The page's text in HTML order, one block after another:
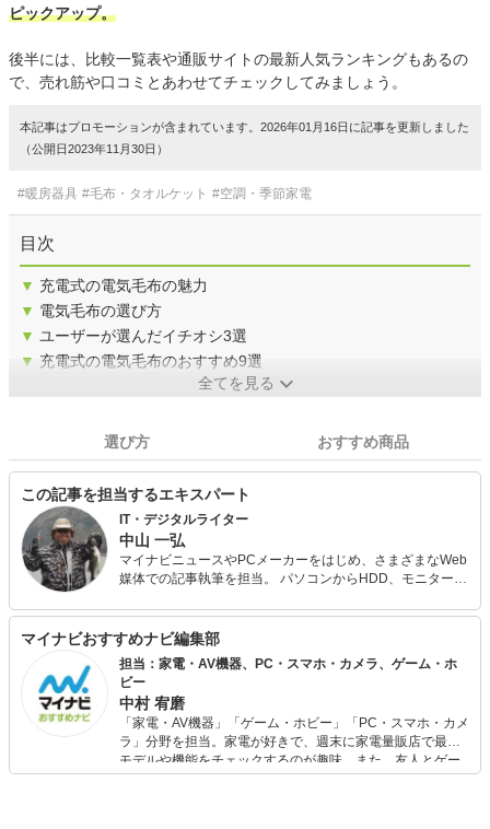
ピックアップ。
後半には、比較一覧表や通販サイトの最新人気ランキングもあるの
で、売れ筋や口コミとあわせてチェックしてみましょう。
本記事はプロモーションが含まれています。2026年01月16日に記事を更新しました
（公開日2023年11月30日）
#暖房器具 #毛布・タオルケット #空調・季節家電
目次
▼ 充電式の電気毛布の魅力
▼ 電気毛布の選び方
▼ ユーザーが選んだイチオシ3選
▼ 充電式の電気毛布のおすすめ9選
全てを見る
選び方 おすすめ商品
この記事を担当するエキスパート
IT・デジタルライター
中山 一弘
マイナビニュースやPCメーカーをはじめ、さまざまなWeb
媒体での記事執筆を担当。 パソコンからHDD、モニター、
おけるさまざまなジャンルで執筆実績あり。 多くのIT・デ
ジタル系の執筆実績がある反面、休日はもっぱらアウトド
ア派。趣味の釣りやサバゲー、さらにはDIYで山の開拓も行
っている。
マイナビおすすめナビ編集部
担当：家電・AV機器、PC・スマホ・カメラ、ゲーム・ホ
ビー
中村 宥磨
「家電・AV機器」「ゲーム・ホビー」「PC・スマホ・カメ
ラ」分野を担当。家電が好きで、週末に家電量販店で最新
モデルや機能をチェックするのが趣味。また、友人とゲー
ムを楽しみながら、新作タイトルやイベント情報もいち早